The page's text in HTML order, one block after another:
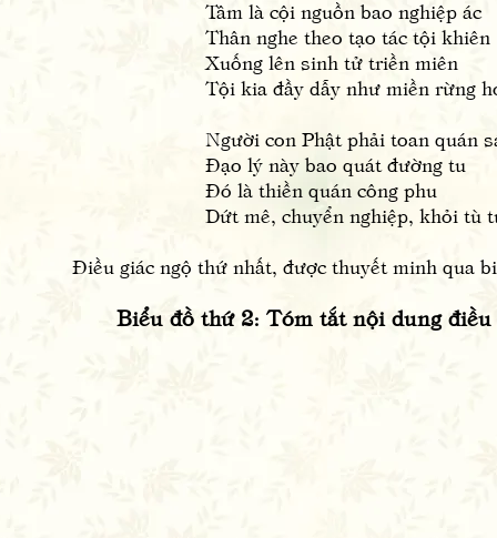
Tâm là cội nguồn bao nghiệp ác
Thân nghe theo tạo tác tội khiên
Xuống lên sinh tử triền miên
Tội kia đầy dẫy như miền rừng
Người con Phật phải toan quán
Đạo lý này bao quát đường tu
Đó là thiền quán công phu
Dứt mê, chuyển nghiệp, khỏi tù
Điều giác ngộ thứ nhất, được thuyết minh qua
Biểu đồ thứ 2: Tóm tắt nội dung